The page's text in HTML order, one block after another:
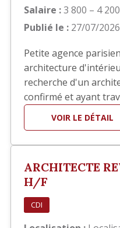
Salaire :3 800 – 4
Publié le : 27/07/2026
Petite agence
architecture
recherche d'un
confirmé et ayant
hôteliers. Bon
également sur
durée d'un an et à
VOIR LE DÉTAIL
ARCHITECTE
H/F
CDI